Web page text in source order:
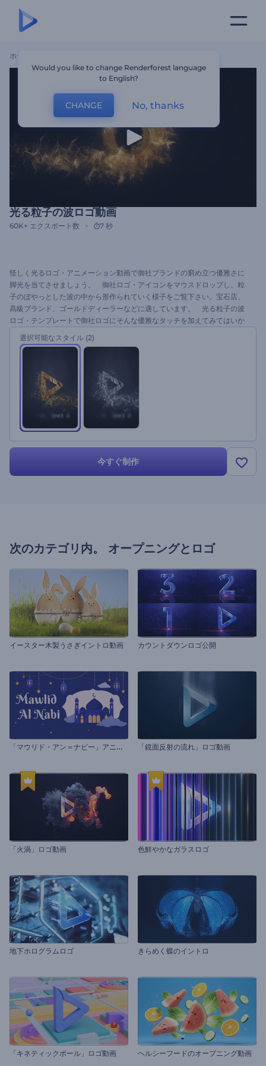
ホーム
光る粒子の波ロゴ動画
60K+ エクスポート数 7 秒
怪しく光るロゴ・アニメーション動画で御社ブランドの窮め立つ優雅さに
脚光を当てさせましょう。 御社ロゴ・アイコンをマウスドロップし、粒
子のぼやっとした波の中から形作られていく様子をご覧下さい。宝石店、
高級ブランド、ゴールドディーラーなどに適しています。 光る粒子の波
ロゴ・テンプレートで御社ロゴにそんな優雅なタッチを加えてみてはいか
がでしょうか。
選択可能なスタイル (2)
今すぐ制作
次のカテゴリ内。 オープニングとロゴ
イースター木製うさぎイントロ動画 カウントダウンロゴ公開
「
マウリド・アン＝ナビー」アニメーション 「鏡面反射の流れ」ロゴ動画
「火渦」ロゴ動画 色鮮やかなガラスロゴ
地下ホログラムロゴ きらめく蝶のイントロ
「キネティックボール」ロゴ動画 ヘルシーフードのオープニング動画
Would you like to change Renderforest language
to English?
CHANGE No, thanks